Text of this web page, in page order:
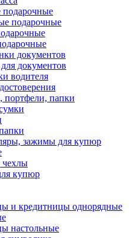
подарочные
подарочные
документов
документов
водителя
портфели, папки
зажимы для купюр
купюр
и кредитницы однорядные
настольные